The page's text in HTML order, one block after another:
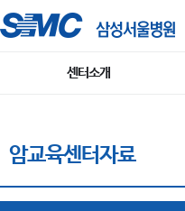
센터소개
암교육센터자료